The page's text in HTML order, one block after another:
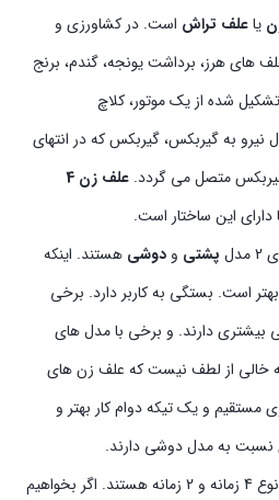
یاعلف تراش است. در کشاورزی و
های هرز، برداشت یونجه، گندم، برنج
شده از یک موتور، کلاچ
نیرو به گیربکس، گیربکس که در انتهای
متصل می گردد.
علف زن 4
دارای این ساختار است.
پشتی و دوشی هستند. اینکه
علفتراش بهتر است. بستگی به کاربر دارد. برخی
بیشتری دارند. و برخی با مدل های
خالی از لطف نیست که علف زن های
و یک تیکه دوام کار بهتر و
نسبت به مدل دوشی دارند.
علفزن ها از نظر موتور دارای دو نوع 4 زمانه و 2 زمانه هستند. اگر بخواهیم